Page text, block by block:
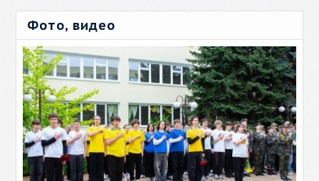
Фото, видео